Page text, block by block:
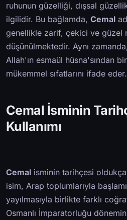
ruhunun güzelliği, dışsal
ilgilidir. Bu bağlamda, Cemal
genellikle zarif, çekici ve güzel
düşünülmektedir. Aynı
Allah'ın esmaül hüsna'sından
mükemmel sıfatlarını ifade eder.
Cemal İsminin
Kullanımı
Cemal isminin tarihçesi
isim, Arap toplumlarıyla
yayılmasıyla birlikte farklı
Osmanlı İmparatorluğu